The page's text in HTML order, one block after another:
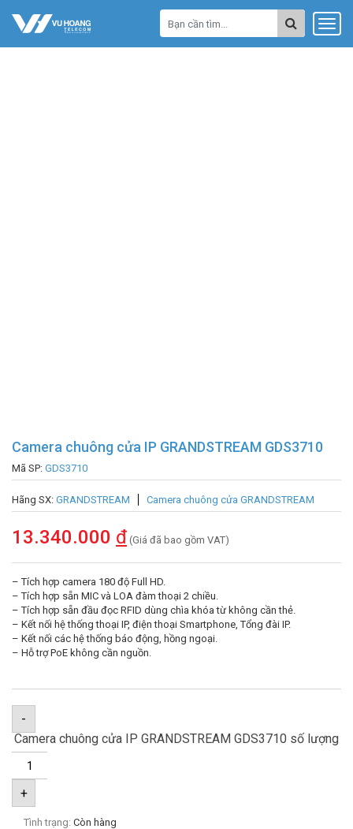
Camera chuông cửa IP GRANDSTREAM GDS3710
Mã SP: GDS3710
Hãng SX: GRANDSTREAM Camera chuông cửa GRANDSTREAM
13.340.000 đ (Giá đã bao gồm VAT)
– Tích hợp camera 180 độ Full HD.
– Tích hợp sẵn MIC và LOA đàm thoại 2 chiều.
– Tích hợp sẵn đầu đọc RFID dùng chìa khóa từ không cần thẻ.
– Kết nối hệ thống thoại IP, điện thoại Smartphone, Tổng đài IP.
– Kết nối các hệ thống báo động, hồng ngoại.
– Hỗ trợ PoE không cần nguồn.
-
Camera chuông cửa IP GRANDSTREAM GDS3710 số lượng
+
Tình trạng: Còn hàng